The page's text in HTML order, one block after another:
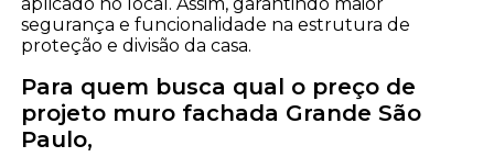
segurança e funcionalidade na estrutura de
proteção e divisão da casa.
Para quem busca qual o preço de
projeto muro fachada Grande São
Paulo,